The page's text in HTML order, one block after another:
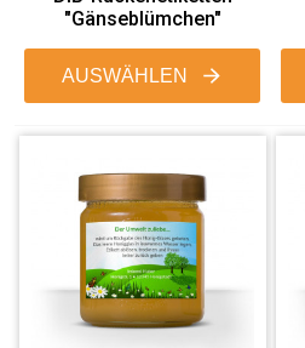
"Gänseblümchen"
AUSWÄHLEN